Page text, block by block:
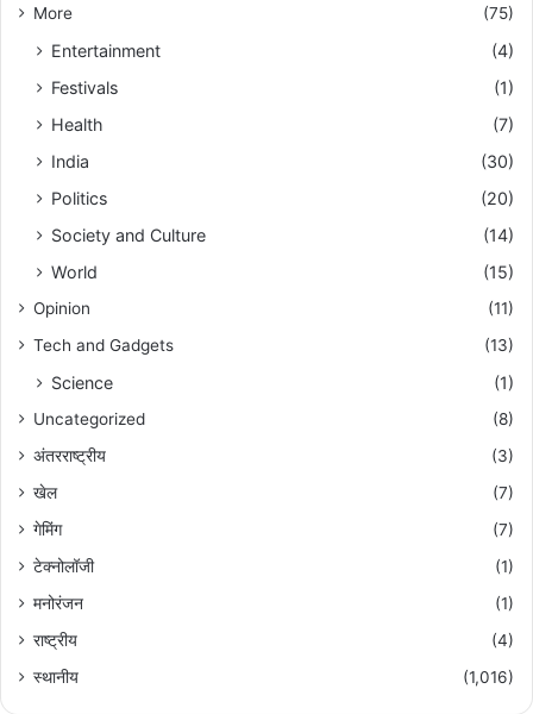
More (75)
Entertainment
(4)
Festivals
(1)
Health
(7)
India
(30)
Politics
(20)
Society and Culture
(14)
World
(15)
Opinion
(11)
Tech and Gadgets
(13)
Science (1)
Uncategorized
(8)
अंतरराष्ट्रीय
(3)
खेल
(7)
गेमिंग
(7)
टेक्नोलॉजी
(1)
मनोरंजन
(1)
राष्ट्रीय
(4)
स्थानीय
(1,016)